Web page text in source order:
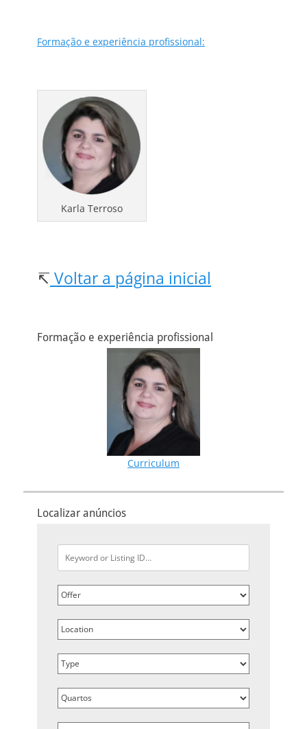
Formação e experiência profissional:
Karla Terroso
↸ Voltar a página inicial
Formação e experiência profissional
Curriculum
Localizar anúncios